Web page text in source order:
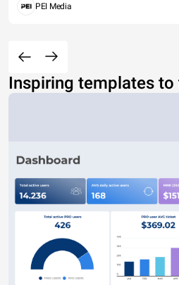
PEI Media
Inspiring templates to